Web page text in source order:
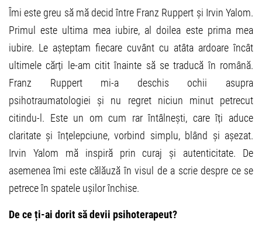
Îmi este greu să mă decid între Franz Ruppert și Irvin Yalom.
Primul este ultima mea iubire, al doilea este prima mea
iubire. Le așteptam fiecare cuvânt cu atâta ardoare încât
ultimele cărți le-am citit înainte să se traducă în română.
Franz Ruppert mi-a deschis ochii asupra
psihotraumatologiei și nu regret niciun minut petrecut
citindu-l. Este un om cum rar întâlnești, care îți aduce
claritate și înțelepciune, vorbind simplu, blând și așezat.
Irvin Yalom mă inspiră prin curaj și autenticitate. De
asemenea îmi este călăuză în visul de a scrie despre ce se
petrece în spatele ușilor închise.
De ce ți-ai dorit să devii psihoterapeut?